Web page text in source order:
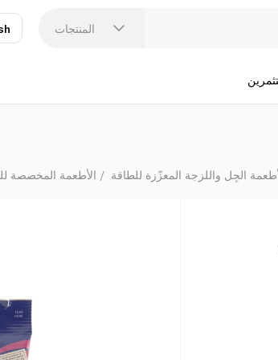
المنتجات
الأطعمة المخصصة الجِل واللزجة المعزّزة للطاقة